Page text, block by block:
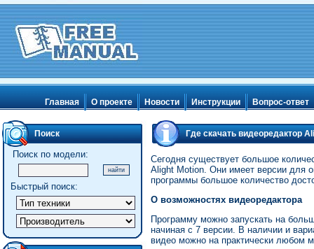
Главная О проекте Новости Инструкции Вопрос-ответ
Поиск
Поиск по модели:
Быстрый поиск:
Где скачать видеоредактор
Сегодня существует большое
Alight Motion. Они имеет версии для
программы большое количество
О возможностях видеоредактора
Программу можно запускать на
начиная с 7 версии. В наличии и
видео можно на практически любом